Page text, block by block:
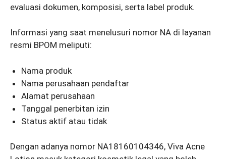
evaluasi dokumen, komposisi, serta label produk.
Informasi yang saat menelusuri nomor NA di layanan
resmi BPOM meliputi:
Nama produk
Nama perusahaan pendaftar
Alamat perusahaan
Tanggal penerbitan izin
Status aktif atau tidak
Dengan adanya nomor NA18160104346, Viva Acne